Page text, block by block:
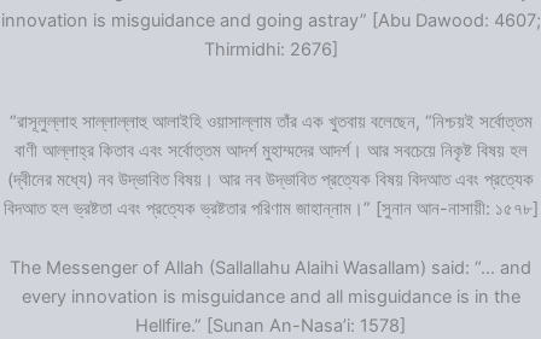
innovation is misguidance and going astray” [Abu Dawood: 4607;
Thirmidhi: 2676]
“রাসূলুল্লাহ সাল্লাল্লাহু আলাইহি ওয়াসাল্লাম তাঁর এক খুতবায় বলেছেন, “নিশ্চয়ই সর্বোত্তম
বাণী আল্লাহ্‌র কিতাব এবং সর্বোত্তম আদর্শ মুহাম্মদের আদর্শ। আর সবচেয়ে নিকৃষ্ট বিষয় হল
(দ্বীনের মধ্যে) নব উদ্ভাবিত বিষয়। আর নব উদ্ভাবিত প্রত্যেক বিষয় বিদআত এবং প্রত্যেক
বিদআত হল ভ্রষ্টতা এবং প্রত্যেক ভ্রষ্টতার পরিণাম জাহান্নাম।” [সুনান আন-নাসায়ী: ১৫৭৮]
The Messenger of Allah (Sallallahu Alaihi Wasallam) said: “… and
every innovation is misguidance and all misguidance is in the
Hellfire.” [Sunan An-Nasa’i: 1578]